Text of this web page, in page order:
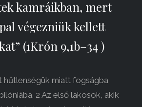
kamráikban, mert
végezniük kellett
(1Krón 9,1b–34 )
hűtlenségük miatt fogságba
2 Az első lakosok, akik